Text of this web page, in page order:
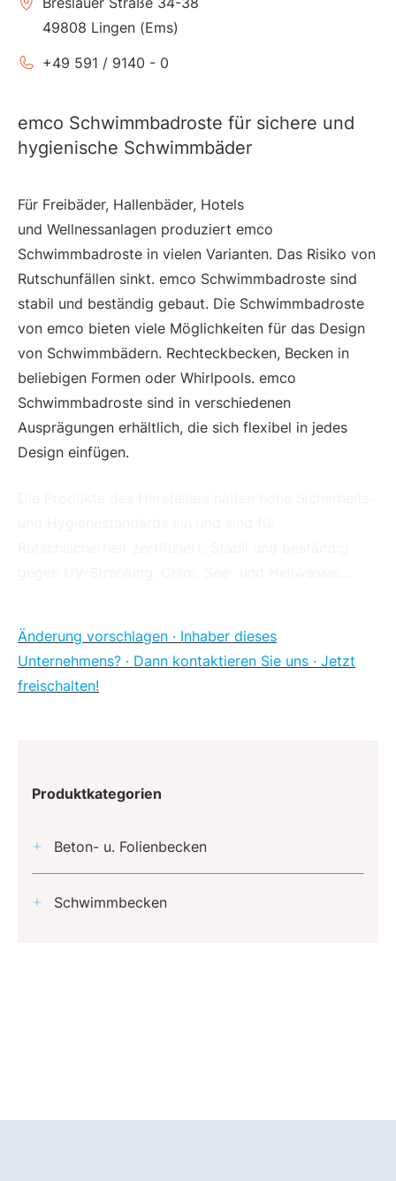
49808 Lingen (Ems)
+49 591 / 9140 - 0
emco Schwimmbadroste für sichere und
hygienische Schwimmbäder
Für Freibäder, Hallenbäder, Hotels
und Wellnessanlagen produziert emco
Schwimmbadroste in vielen Varianten. Das Risiko von
Rutschunfällen sinkt. emco Schwimmbadroste sind
stabil und beständig gebaut. Die Schwimmbadroste
von emco bieten viele Möglichkeiten für das Design
von Schwimmbädern. Rechteckbecken, Becken in
beliebigen Formen oder Whirlpools. emco
Schwimmbadroste sind in verschiedenen
Ausprägungen erhältlich, die sich flexibel in jedes
Design einfügen.
Änderung vorschlagen · Inhaber dieses
Unternehmens? · Dann kontaktieren Sie uns · Jetzt
freischalten!
Produktkategorien
Beton- u. Folienbecken
Schwimmbecken